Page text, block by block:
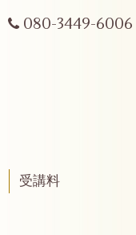
080-3449-6006
受講料